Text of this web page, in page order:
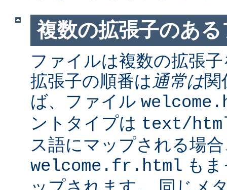
複数の拡張子のあ
ファイルは複数の拡張
拡張子の順番は 通常は関
ば、ファイル
ントタイプは text/
ス語にマップされる場
welcome.fr.html も